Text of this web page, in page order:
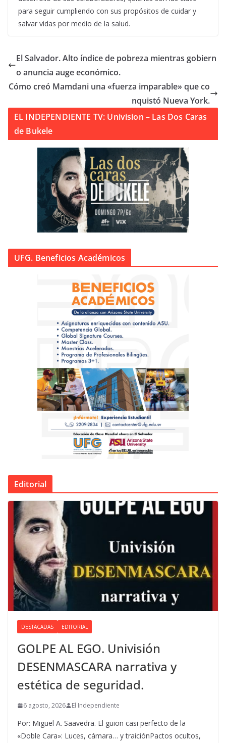
para seguir cumpliendo con sus propósitos de cuidar y
salvar vidas por medio de la salud.
El Salvador. Alto índice de pobreza mientras gobiern
o anuncia auge económico.
Cómo creó Mamdani una «fuerza imparable» que co
nquistó Nueva York.
EL INDEPENDIENTE TV: Univision – Las Dos Caras
de Bukele
UFG. Beneficios Académicos
Editorial
DESTACADAS EDITORIAL
GOLPE AL EGO. Univisión
DESENMASCARA narrativa y
estética de seguridad.
6 agosto, 2026 El Independiente
Por: Miguel A. Saavedra. El guion casi perfecto de la
«Doble Cara»: Luces, cámara… y traiciónPactos ocultos,